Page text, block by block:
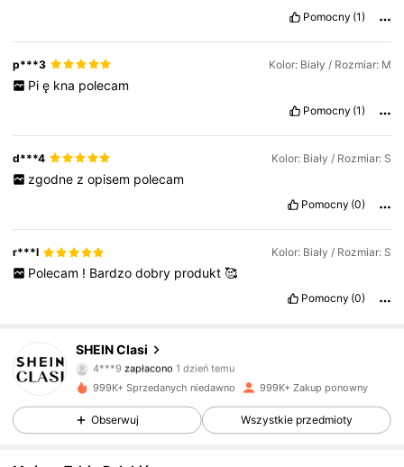
Pomocny (1)
p***3 Kolor: Biały / Rozmiar: M
Pi ę kna polecam
Pomocny (1)
d***4 Kolor: Biały / Rozmiar: S
zgodne z opisem polecam
Pomocny (0)
r***l Kolor: Biały / Rozmiar: S
Polecam ! Bardzo dobry produkt 🥰
Pomocny (0)
SHEIN Clasi
4,84
823K Obserwujący
4***9zapłacono
j***azaobserwował(-a)3 godzin(y) temu
4,84
999K+ Sprzedanych niedawno 999K+ Zakup ponowny
Obserwuj Wszystkie przedmioty